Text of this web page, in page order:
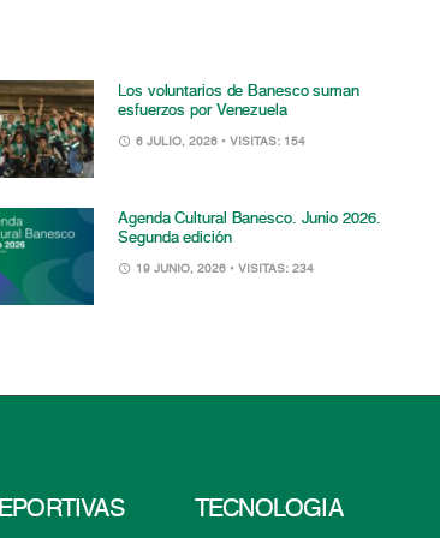
Los voluntarios de Banesco suman
esfuerzos por Venezuela
6 JULIO, 2026 • VISITAS: 154
Agenda Cultural Banesco. Junio 2026.
Segunda edición
19 JUNIO, 2026 • VISITAS: 234
TECNOLOGÍA